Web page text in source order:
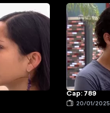
Cap: 789
20/01/2025